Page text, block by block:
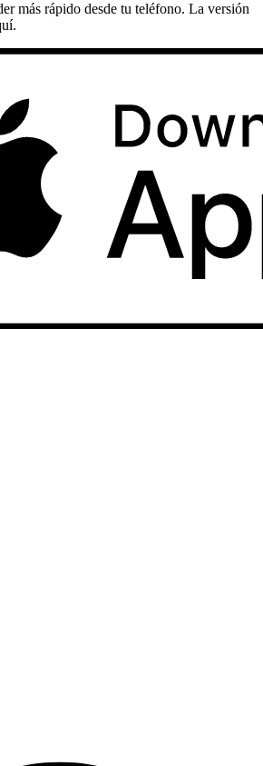
más rápido desde tu teléfono. La versión